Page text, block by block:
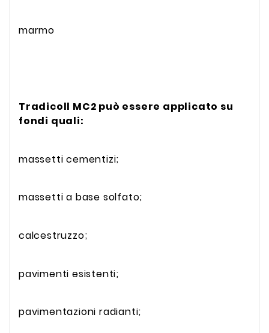
marmo
Tradicoll MC2 può essere applicato su
fondi quali:
massetti cementizi;
massetti a base solfato;
calcestruzzo;
pavimenti esistenti;
pavimentazioni radianti;